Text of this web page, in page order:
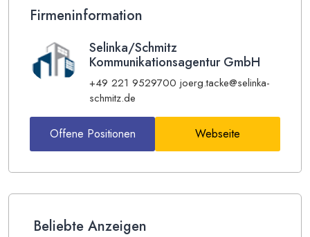
Firmeninformation
Selinka/Schmitz
Kommunikationsagentur GmbH
+49 221 9529700 joerg.tacke@selinka-
schmitz.de
Offene Positionen Webseite
Beliebte Anzeigen